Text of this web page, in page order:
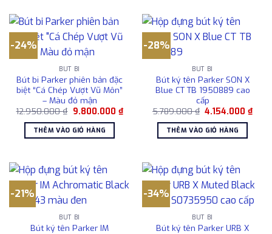
-24%
BÚT BI
Bút bi Parker phiên bản đặc
biệt “Cá Chép Vượt Vũ Môn”
– Màu đỏ mận
12.950.000₫ Giá
là:
12.950.000 ₫.
9.800.000 ₫Giá
hiện
9.800.000 ₫.
THÊM VÀO GIỎ HÀNG
-28%
BÚT BI
Bút ký tên Parker SON X
Blue CT TB 1950889 cao
cấp
5.789.000₫ Giá
là:
5.789.000 ₫.
4.154.000₫Giá
hiện
THÊM VÀO GIỎ HÀNG
-21%
BÚT BI
Bút ký tên Parker IM
-34%
BÚT BI
Bút ký tên Parker URB X